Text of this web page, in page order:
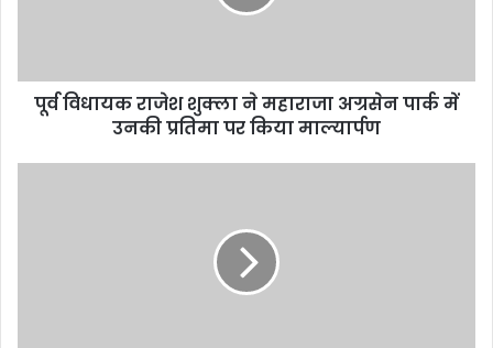
में
उनकीपूर्व विधायक राजेश शुक्ला ने महाराजा अग्रसेन पार्क में
उनकी प्रतिमा पर किया माल्यार्पण